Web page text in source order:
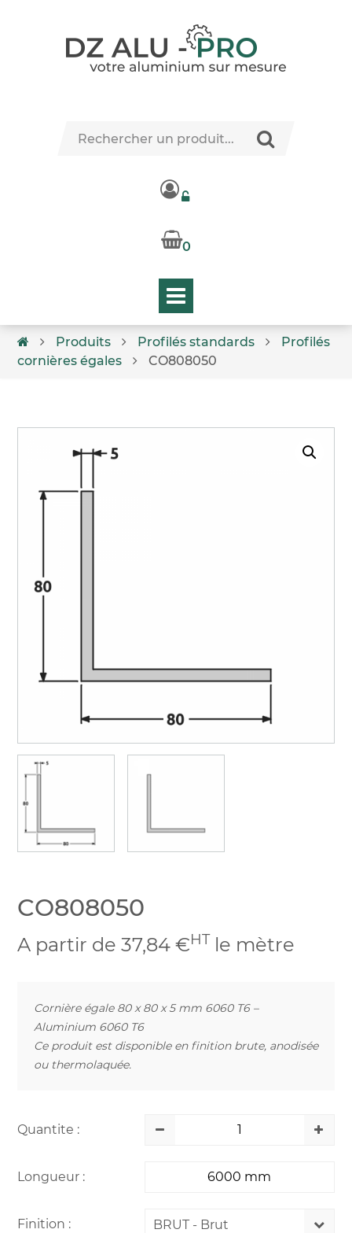
0
Produits Profilés standards
Profilés
cornières égales
CO808050
CO808050
A partir de 37,84 €HT le mètre
Cornière égale 80 x 80 x 5 mm 6060 T6 –
Aluminium 6060 T6
Ce produit est disponible en finition brute, anodisée
ou thermolaquée.
Quantite :
Longueur :
Finition : BRUT - Brut